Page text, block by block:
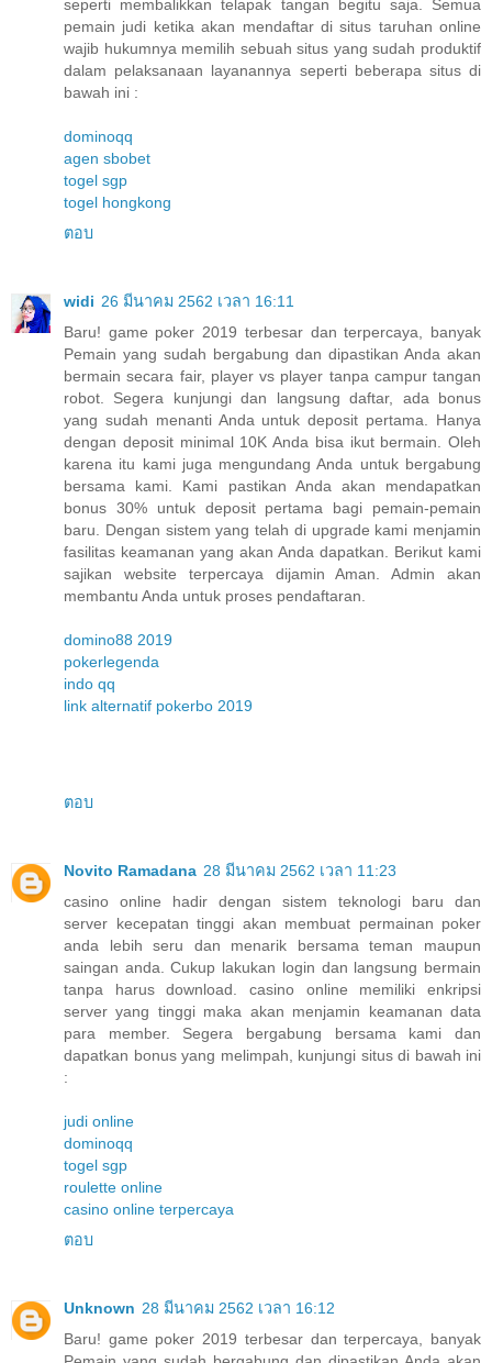
seperti membalikkan telapak tangan begitu saja. Semua
pemain judi ketika akan mendaftar di situs taruhan online
wajib hukumnya memilih sebuah situs yang sudah produktif
dalam pelaksanaan layanannya seperti beberapa situs di
bawah ini :
dominoqq
agen sbobet
togel sgp
togel hongkong
ตอบ
widi 26 มีนาคม 2562 เวลา 16:11
Baru! game poker 2019 terbesar dan terpercaya, banyak
Pemain yang sudah bergabung dan dipastikan Anda akan
bermain secara fair, player vs player tanpa campur tangan
robot. Segera kunjungi dan langsung daftar, ada bonus
yang sudah menanti Anda untuk deposit pertama. Hanya
dengan deposit minimal 10K Anda bisa ikut bermain. Oleh
karena itu kami juga mengundang Anda untuk bergabung
bersama kami. Kami pastikan Anda akan mendapatkan
bonus 30% untuk deposit pertama bagi pemain-pemain
baru. Dengan sistem yang telah di upgrade kami menjamin
fasilitas keamanan yang akan Anda dapatkan. Berikut kami
sajikan website terpercaya dijamin Aman. Admin akan
membantu Anda untuk proses pendaftaran.
domino88 2019
pokerlegenda
indo qq
link alternatif pokerbo 2019
ตอบ
Novito Ramadana 28 มีนาคม 2562 เวลา 11:23
casino online hadir dengan sistem teknologi baru dan
server kecepatan tinggi akan membuat permainan poker
anda lebih seru dan menarik bersama teman maupun
saingan anda. Cukup lakukan login dan langsung bermain
tanpa harus download. casino online memiliki enkripsi
server yang tinggi maka akan menjamin keamanan data
para member. Segera bergabung bersama kami dan
dapatkan bonus yang melimpah, kunjungi situs di bawah ini
:
judi online
dominoqq
togel sgp
roulette online
casino online terpercaya
ตอบ
Unknown 28 มีนาคม 2562 เวลา 16:12
Baru! game poker 2019 terbesar dan terpercaya, banyak